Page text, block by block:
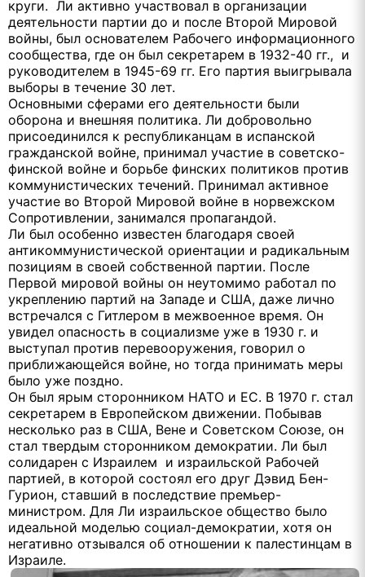
круги. Ли активно участвовал в организации
деятельности партии до и после Второй Мировой
войны, был основателем Рабочего информационного
сообщества, где он был секретарем в 1932-40 гг., и
руководителем в 1945-69 гг. Его партия выигрывала
выборы в течение 30 лет.
Основными сферами его деятельности были
оборона и внешняя политика. Ли добровольно
присоединился к республиканцам в испанской
гражданской войне, принимал участие в советско-
финской войне и борьбе финских политиков против
коммунистических течений. Принимал активное
участие во Второй Мировой войне в норвежском
Сопротивлении, занимался пропагандой.
Ли был особенно известен благодаря своей
антикоммунистической ориентации и радикальным
позициям в своей собственной партии. После
Первой мировой войны он неутомимо работал по
укреплению партий на Западе и США, даже лично
встречался с Гитлером в межвоенное время. Он
увидел опасность в социализме уже в 1930 г. и
выступал против перевооружения, говорил о
приближающейся войне, но тогда принимать меры
было уже поздно.
Он был ярым сторонником НАТО и ЕС. В 1970 г. стал
секретарем в Европейском движении. Побывав
несколько раз в США, Вене и Советском Союзе, он
стал твердым сторонником демократии. Ли был
солидарен с Израилем и израильской Рабочей
партией, в которой состоял его друг Дэвид Бен-
Гурион, ставший в последствие премьер-
министром. Для Ли израильское общество было
идеальной моделью социал-демократии, хотя он
негативно отзывался об отношении к палестинцам в
Израиле.